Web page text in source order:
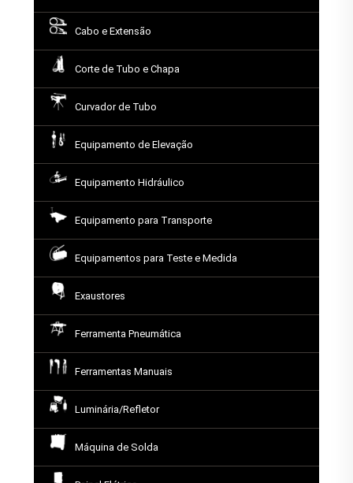
Cabo e Extensão
Corte de Tubo e Chapa
Curvador de Tubo
Equipamento de Elevação
Equipamento Hidráulico
Equipamento para Transporte
Equipamentos para Teste e Medida
Exaustores
Ferramenta Pneumática
Ferramentas Manuais
Luminária/Refletor
Máquina de Solda